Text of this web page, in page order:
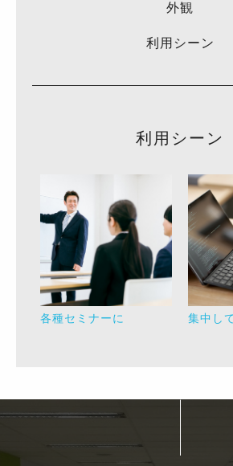
外観
利用シーン
利用シーン
各種セミナーに